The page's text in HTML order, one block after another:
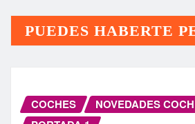
PUEDES HABERTE
COCHES
NOVEDADES